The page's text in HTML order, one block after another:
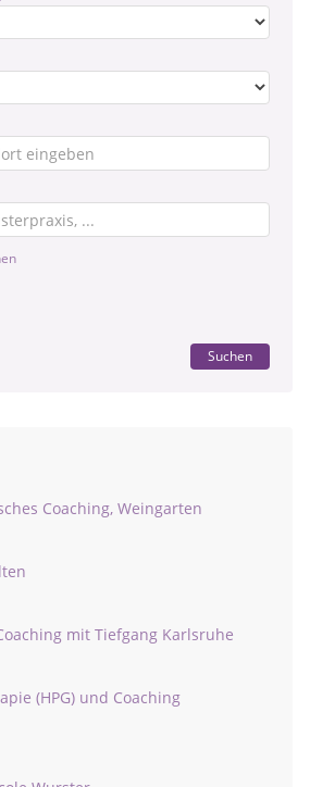
Suchen
Coaching, Weingarten
mit Tiefgang Karlsruhe
(HPG) und Coaching